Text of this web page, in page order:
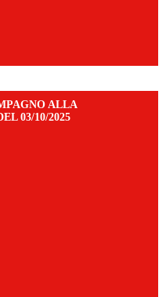
ALLA
03/10/2025